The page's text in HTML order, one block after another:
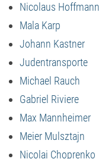
Nicolaus Hoffmann
Mala Karp
Johann Kastner
Judentransporte
Michael Rauch
Gabriel Riviere
Max Mannheimer
Meier Mulsztajn
Nicolai Choprenko